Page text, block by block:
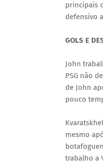
principais
defensivo
GOLS E
John
PSG não
de John
pouco
mesmo
trabalho a